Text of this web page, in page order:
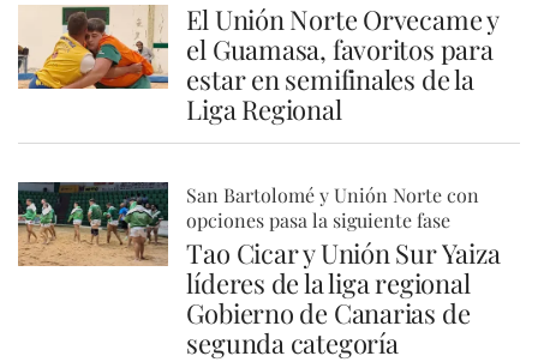
El Unión Norte Orvecame y
el Guamasa, favoritos para
estar en semifinales de la
Liga Regional
San Bartolomé y Unión Norte con
opciones pasa la siguiente fase
Tao Cicar y Unión Sur Yaiza
líderes de la liga regional
Gobierno de Canarias de
segunda categoría